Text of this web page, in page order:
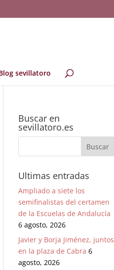
sevillatoro
Buscar en
sevillatoro.es
Ultimas entradas
Ampliado a siete los
semifinalistas del certamen
de la Escuelas de Andalucía
6 agosto, 2026
Javier y Borja Jiménez, juntos
en la plaza de Cabra 6
agosto, 2026